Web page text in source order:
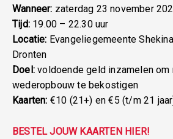
Wanneer: zaterdag 23 november
Tijd: 19.00 – 22.30 uur
Locatie: Evangeliegemeente
Dronten
Doel: voldoende geld inzamelen om
wederopbouw te bekostigen
Kaarten: €10 (21+) en €5 (t/m 21
BESTEL JOUW KAARTEN HIER!